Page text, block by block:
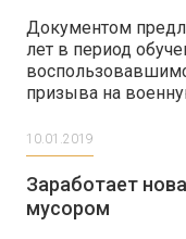
Документом
лет в период
призыва на
10.01.2019
Заработает
мусором